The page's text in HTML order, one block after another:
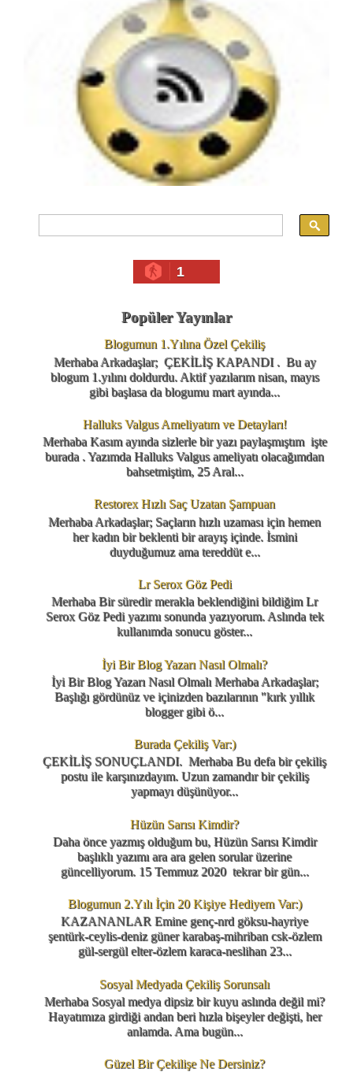
1
Popüler Yayınlar
Blogumun 1.Yılına Özel Çekiliş
Merhaba Arkadaşlar; ÇEKİLİŞ KAPANDI . Bu ay
blogum 1.yılını doldurdu. Aktif yazılarım nisan, mayıs
gibi başlasa da blogumu mart ayında...
Halluks Valgus Ameliyatım ve Detayları!
Merhaba Kasım ayında sizlerle bir yazı paylaşmıştım işte
burada . Yazımda Halluks Valgus ameliyatı olacağımdan
bahsetmiştim, 25 Aral...
Restorex Hızlı Saç Uzatan Şampuan
Merhaba Arkadaşlar; Saçların hızlı uzaması için hemen
her kadın bir beklenti bir arayış içinde. İsmini
duyduğumuz ama tereddüt e...
Lr Serox Göz Pedi
Merhaba Bir süredir merakla beklendiğini bildiğim Lr
Serox Göz Pedi yazımı sonunda yazıyorum. Aslında tek
kullanımda sonucu göster...
İyi Bir Blog Yazarı Nasıl Olmalı?
İyi Bir Blog Yazarı Nasıl Olmalı Merhaba Arkadaşlar;
Başlığı gördünüz ve içinizden bazılarının "kırk yıllık
blogger gibi ö...
Burada Çekiliş Var:)
ÇEKİLİŞ SONUÇLANDI. Merhaba Bu defa bir çekiliş
postu ile karşınızdayım. Uzun zamandır bir çekiliş
yapmayı düşünüyor...
Hüzün Sarısı Kimdir?
Daha önce yazmış olduğum bu, Hüzün Sarısı Kimdir
başlıklı yazımı ara ara gelen sorular üzerine
güncelliyorum. 15 Temmuz 2020 tekrar bir gün...
Blogumun 2.Yılı İçin 20 Kişiye Hediyem Var:)
KAZANANLAR Emine genç-nrd göksu-hayriye
şentürk-ceylis-deniz güner karabaş-mihriban csk-özlem
gül-sergül elter-özlem karaca-neslihan 23...
Sosyal Medyada Çekiliş Sorunsalı
Merhaba Sosyal medya dipsiz bir kuyu aslında değil mi?
Hayatımıza girdiği andan beri hızla bişeyler değişti, her
anlamda. Ama bugün...
Güzel Bir Çekilişe Ne Dersiniz?